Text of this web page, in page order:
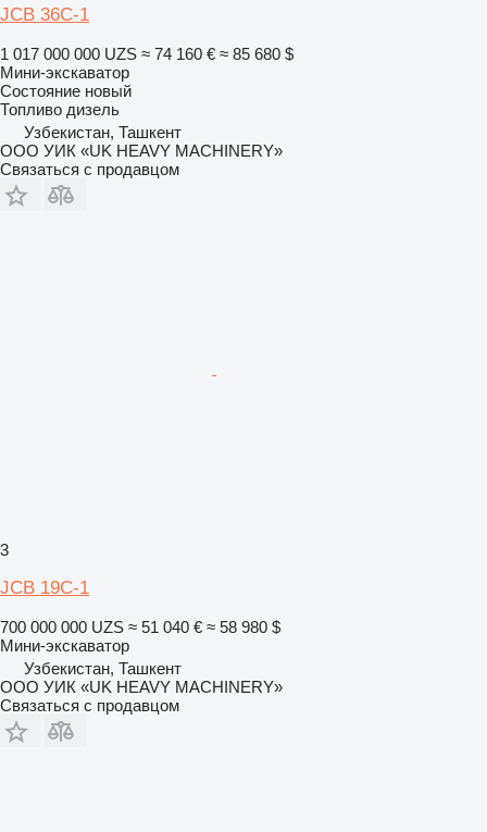
JCB 36C-1
1 017 000 000 UZS ≈ 74 160 € ≈ 85 680 $
Мини-экскаватор
Состояние новый
Топливо дизель
Узбекистан, Ташкент
ООО УИК «UK HEAVY MACHINERY»
Связаться с продавцом
3
JCB 19C-1
700 000 000 UZS ≈ 51 040 € ≈ 58 980 $
Мини-экскаватор
Узбекистан, Ташкент
ООО УИК «UK HEAVY MACHINERY»
Связаться с продавцом